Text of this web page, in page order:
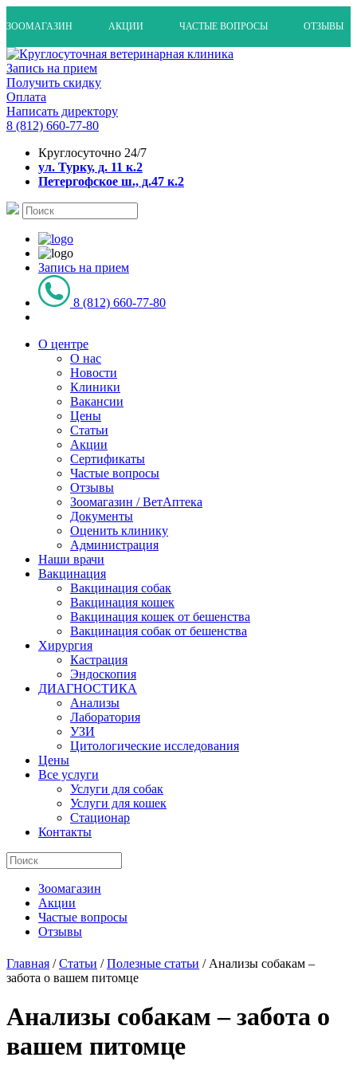
ЗООМАГАЗИН АКЦИИ ЧАСТЫЕ ВОПРОСЫ ОТЗЫВЫ
Запись на прием
Получить скидку
Оплата
Написать директору
8 (812) 660-77-80
Круглосуточно 24/7
ул. Турку, д. 11 к.2
Петергофское ш., д.47 к.2
Запись на прием
8 (812) 660-77-80
О центре
О нас
Новости
Клиники
Вакансии
Цены
Статьи
Акции
Сертификаты
Частые вопросы
Отзывы
Зоомагазин / ВетАптека
Документы
Оценить клинику
Администрация
Наши врачи
Вакцинация
Вакцинация собак
Вакцинация кошек
Вакцинация кошек от бешенства
Вакцинация собак от бешенства
Хирургия
Кастрация
Эндоскопия
ДИАГНОСТИКА
Анализы
Лаборатория
УЗИ
Цитологические исследования
Цены
Все услуги
Услуги для собак
Услуги для кошек
Стационар
Контакты
Зоомагазин
Акции
Частые вопросы
Отзывы
Главная /Статьи /Полезные статьи / Анализы собакам –
забота о вашем питомце
Анализы собакам – забота о
вашем питомце